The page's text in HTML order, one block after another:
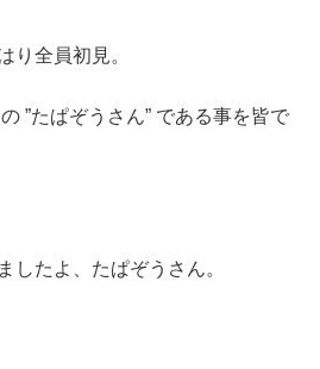
り全員初見。
”たぱぞうさん” である事を皆で
したよ、たぱぞうさん。